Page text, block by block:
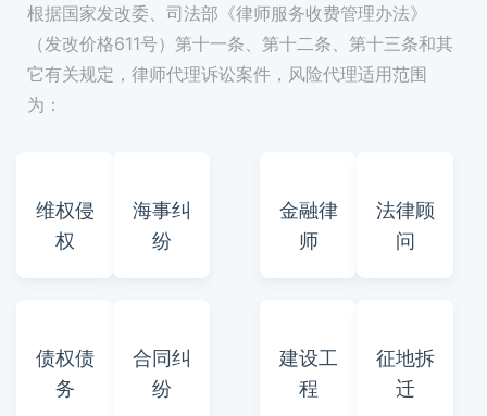
根据国家发改委、司法部《律师服务收费管理办法》
（发改价格611号）第十一条、第十二条、第十三条和其
它有关规定，律师代理诉讼案件，风险代理适用范围
为：
维权侵
权
海事纠
纷
金融律
师
法律顾
问
债权债
务
合同纠
纷
建设工
程
征地拆
迁